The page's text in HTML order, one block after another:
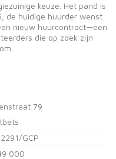
keuze. Het pand is
de huidige huurder wenst
nieuw huurcontract—een
die op zoek zijn
79
GCP
000